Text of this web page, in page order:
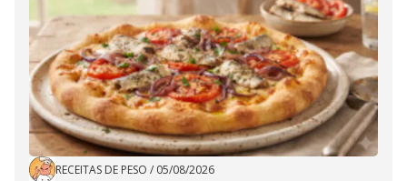
RECEITAS DE PESO / 05/08/2026